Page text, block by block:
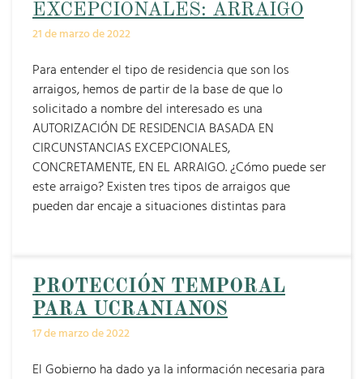
EXCEPCIONALES: ARRAIGO
21 de marzo de 2022
Para entender el tipo de residencia que son los
arraigos, hemos de partir de la base de que lo
solicitado a nombre del interesado es una
AUTORIZACIÓN DE RESIDENCIA BASADA EN
CIRCUNSTANCIAS EXCEPCIONALES,
CONCRETAMENTE, EN EL ARRAIGO. ¿Cómo puede ser
este arraigo? Existen tres tipos de arraigos que
pueden dar encaje a situaciones distintas para
PROTECCIÓN TEMPORAL
PARA UCRANIANOS
17 de marzo de 2022
El Gobierno ha dado ya la información necesaria para